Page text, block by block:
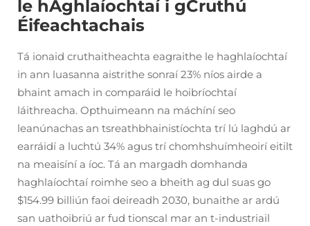
le hAghlaíochtaí i gCruthú
Éifeachtachais
Tá ionaid cruthaitheachta eagraithe le haghlaíochtaí
in ann luasanna aistrithe sonraí 23% níos airde a
bhaint amach in comparáid le hoibríochtaí
láithreacha. Opthuimeann na máchíní seo
leanúnachas an tsreathbhainistíochta trí lú laghdú ar
earráidí a luchtú 34% agus trí chomhshuímheoirí eitilt
na meaisíní a íoc. Tá an margadh domhanda
haghlaíochtaí roimhe seo a bheith ag dul suas go
$154.99 billiún faoi deireadh 2030, bunaithe ar ardú
san uathoibriú ar fud tionscal mar an t-industriail